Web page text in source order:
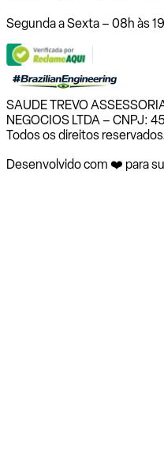
Segunda a Sexta – 08h às
SAUDE TREVO
NEGOCIOS LTDA – CNPJ:
Todos os direitos
Desenvolvido com ❤️ para